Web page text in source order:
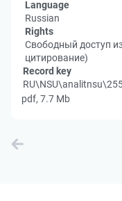
Language
Russian
Rights
Свободный доступ
цитирование)
Record key
pdf, 7.7 Mb